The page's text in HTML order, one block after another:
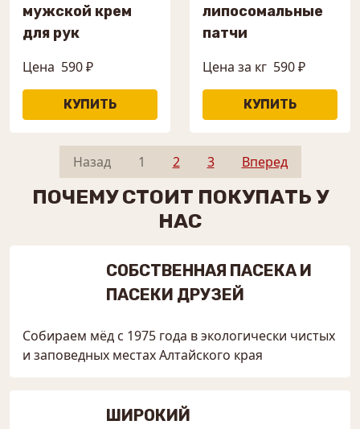
мужской крем
для рук
Цена 590 ₽
липосомальные
патчи
Цена за кг 590 ₽
Назад 1 2 3 Вперед
ПОЧЕМУ СТОИТ ПОКУПАТЬ У
НАС
СОБСТВЕННАЯ ПАСЕКА И
ПАСЕКИ ДРУЗЕЙ
Собираем мёд с 1975 года в экологически чистых
и заповедных местах Алтайского края
ШИРОКИЙ